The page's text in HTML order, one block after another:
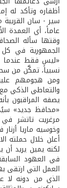
أظفاره وتأكد له
سير - سان القريبة
عاماً، أي العمدة
وقتها سأله
الجمهورية في كل
«ليس فقط عندما
نسبياً، تمكَّن من
ومن هجومهم
والتعاطي الذكي مع
يصفه المراقبون
«محافظ جديد»
مرغريت تاتشر في
وخوسيه ماريا
أعلن خلال حملته
لكنه يمين يريد
في العهود
العمل التي ارتقى
الذي من دونه لا